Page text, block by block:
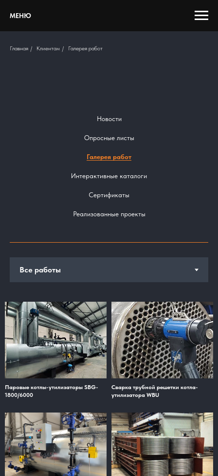
МЕНЮ
Главная / Клиентам / Галерея работ
Новости
Опросные листы
Галерея работ
Интерактивные каталоги
Сертификаты
Реализованные проекты
Паровые котлы-утилизаторы SBG-
1800/6000
Сварка трубной решетки котла-
утилизатора WBU